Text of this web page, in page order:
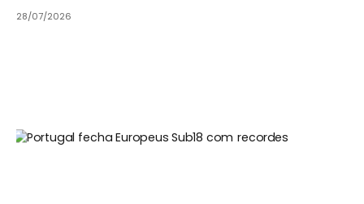
28/07/2026